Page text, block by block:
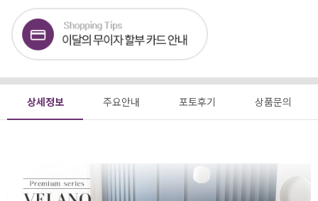
상세정보 주요안내 포토후기 상품문의